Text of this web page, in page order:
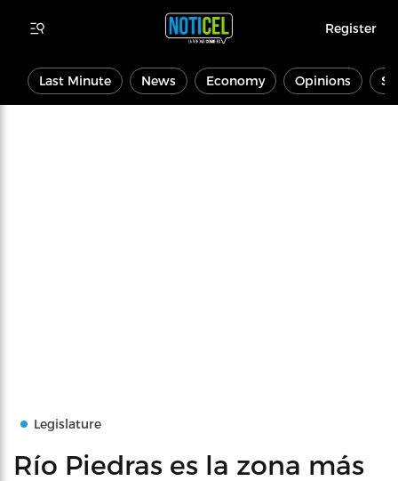
Register
Last Minute News Economy Opinions
Legislature
Río Piedras es la zona más